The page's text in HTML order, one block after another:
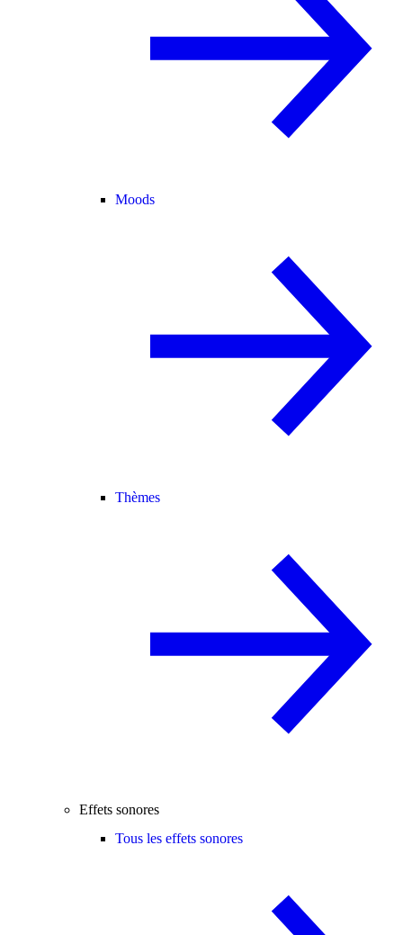
Moods
Thèmes
Effets sonores
Tous les effets sonores